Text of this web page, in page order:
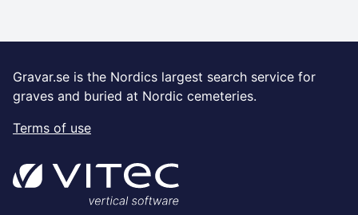
Gravar.se is the Nordics largest search service for
graves and buried at Nordic cemeteries.
Terms of use